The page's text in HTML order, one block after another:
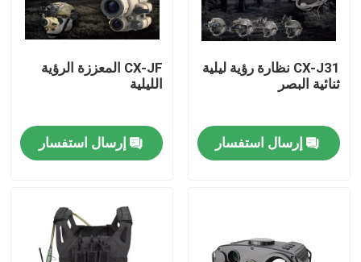
مراقبة الجودة
أخبار
اطلب اقتباس
سترة عسكرية تكتيكية مضادة للرصاص
CX-J31 نظارة رؤية ليلية
ثنائية البصر
إرسال استفسار
CX-JF المعززة الرؤية
الليلية
إرسال استفسار